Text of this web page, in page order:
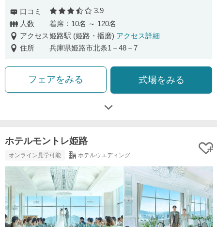
口コミ 口コミ評価
3.9
人数
着席：10名 ～ 120名
アクセス姫路駅 (姫路・播磨) アクセス詳細
住所
兵庫県姫路市北条1－48－7
フェアをみる 式場をみる
ホテルモントレ姫路
オンライン見学可能 ホテルウエディング